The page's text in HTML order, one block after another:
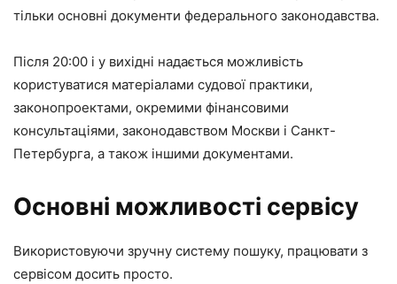
тільки основні документи федерального законодавства.
Після 20:00 і у вихідні надається можливість
користуватися матеріалами судової практики,
законопроектами, окремими фінансовими
консультаціями, законодавством Москви і Санкт-
Петербурга, а також іншими документами.
Основні можливості сервісу
Використовуючи зручну систему пошуку, працювати з
сервісом досить просто.